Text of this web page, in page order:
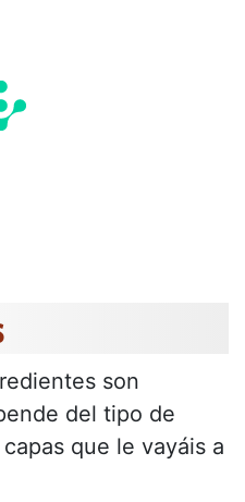
son
del tipo de
que le vayáis a